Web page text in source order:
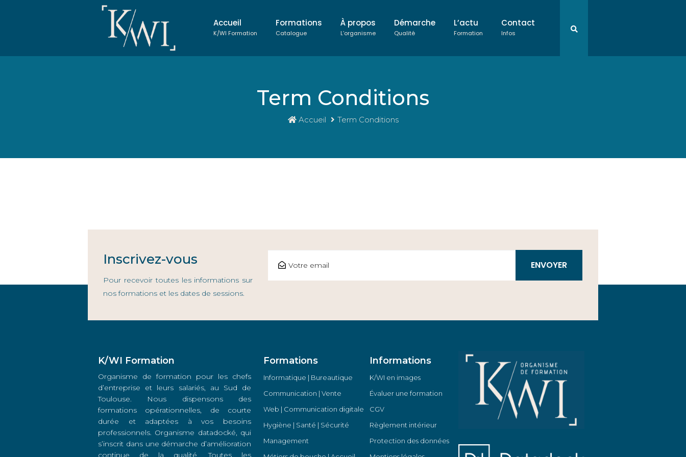
Accueil
K/WI Formation
Formations
Catalogue
À propos
L’organisme
Démarche
Qualité
L’actu
Formation
Contact
Infos
Term Conditions
Accueil Term Conditions
Inscrivez-vous
Pour recevoir toutes les informations sur
nos formations et les dates de sessions.
K/WI Formation
Organisme de formation pour les chefs
d’entreprise et leurs salariés, au Sud de
Toulouse. Nous dispensons des
formations opérationnelles, de courte
durée et adaptées à vos besoins
professionnels. Organisme datadocké, qui
s’inscrit dans une démarche d’amélioration
continue de la qualité. Toutes les
Formations
Informatique | Bureautique
Communication | Vente
Web | Communication digitale
Hygiène | Santé | Sécurité
Management
Informations
K/WI en images
Évaluer une formation
CGV
Règlement intérieur
Protection des données